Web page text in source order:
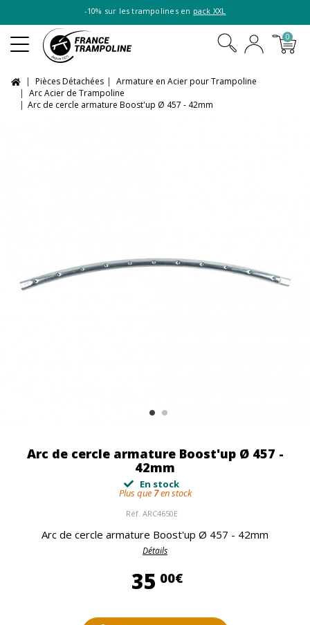
-10% sur les trampolines enpack XXL
0
Pièces Détachées
Armature en Acier pour Trampoline
Arc Acier de Trampoline
Arc de cercle armature Boost'up Ø 457 - 42mm
Arc de cercle armature Boost'up Ø 457 -
42mm
En stock
Plus que 7en stock
Réf. ARC4650E
Arc de cercle armature Boost'up Ø 457 - 42mm
Détails
35 00€35,00 €